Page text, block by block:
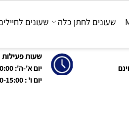
שעות פעילות
יום א'-ה': 09:45-20:00
יום ו' : 08:30-15:00
שעונים לחתן כלה שעונים לחיילים